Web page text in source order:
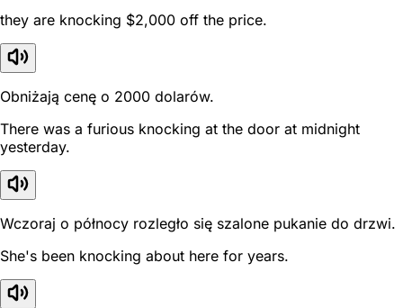
they are knocking $2,000 off the price.
Obniżają cenę o 2000 dolarów.
There was a furious knocking at the door at midnight
yesterday.
Wczoraj o północy rozległo się szalone pukanie do drzwi.
She's been knocking about here for years.